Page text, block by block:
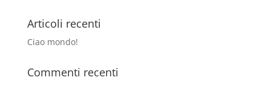
Articoli recenti
Ciao mondo!
Commenti recenti